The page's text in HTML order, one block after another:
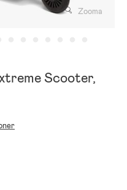
Zooma
Scooter,